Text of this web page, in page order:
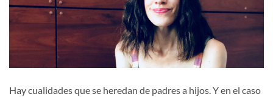
Hay cualidades que se heredan de padres a hijos. Y en el caso